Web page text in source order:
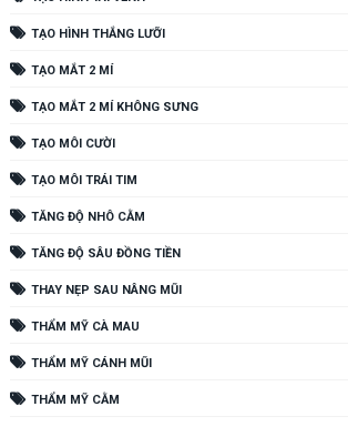
TẠO HÌNH THẮNG LƯỠI
TẠO MẮT 2 MÍ
TẠO MẮT 2 MÍ KHÔNG SƯNG
TẠO MÔI CƯỜI
TẠO MÔI TRÁI TIM
TĂNG ĐỘ NHÔ CẰM
TĂNG ĐỘ SÂU ĐỒNG TIỀN
THAY NẸP SAU NÂNG MŨI
THẨM MỸ CÀ MAU
THẨM MỸ CÁNH MŨI
THẨM MỸ CẰM